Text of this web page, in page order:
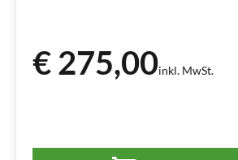
€ 275,00inkl. MwSt.